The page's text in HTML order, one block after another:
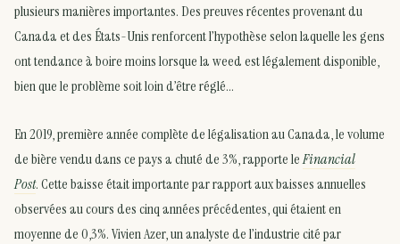
plusieurs manières importantes. Des preuves récentes provenant du
Canada et des États-Unis renforcent l’hypothèse selon laquelle les gens
ont tendance à boire moins lorsque la weed est légalement disponible,
bien que le problème soit loin d’être réglé…
En 2019, première année complète de légalisation au Canada, le volume
de bière vendu dans ce pays a chuté de 3%, rapporte leFinancial
Post. Cette baisse était importante par rapport aux baisses annuelles
observées au cours des cinq années précédentes, qui étaient en
moyenne de 0,3%. Vivien Azer, un analyste de l’industrie cité par